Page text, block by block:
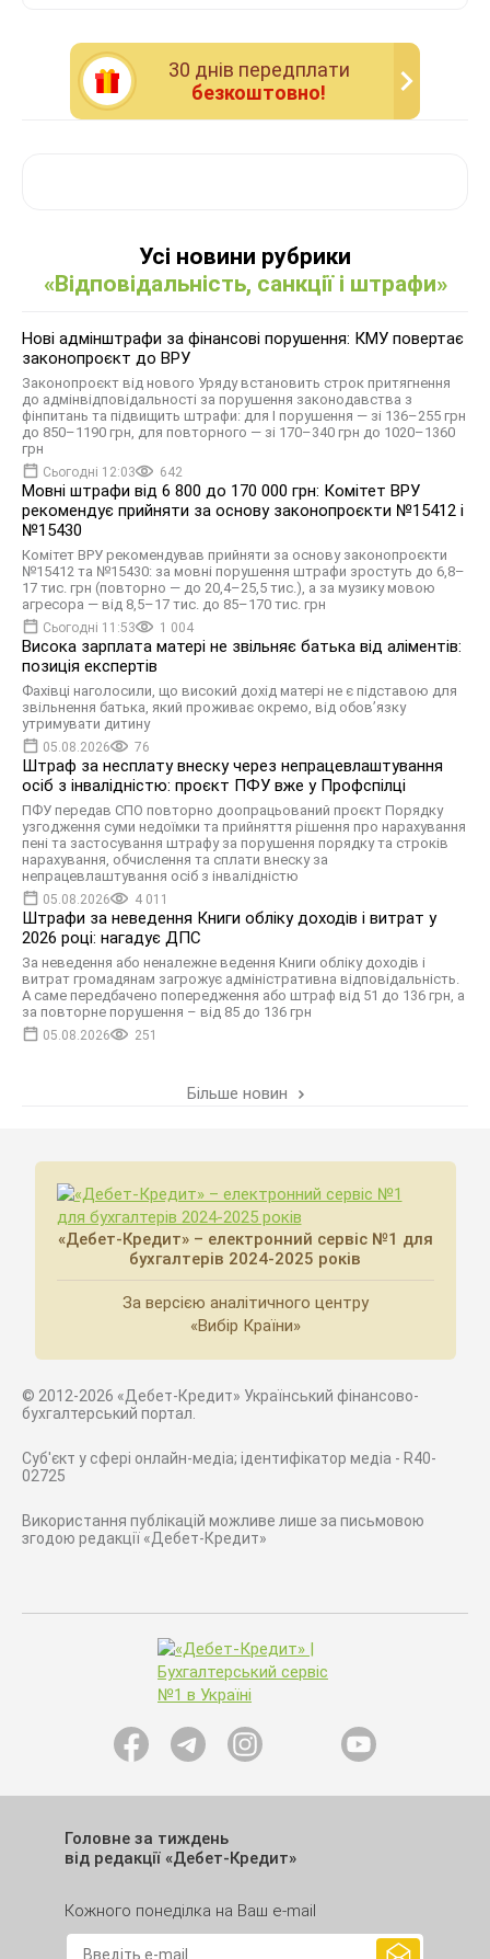
30 днiв передплати
безкоштовно!
Усі новини рубрики
«Відповідальність, санкції і штрафи»
Нові адмінштрафи за фінансові порушення: КМУ повертає
законопроєкт до ВРУ
Законопроєкт від нового Уряду встановить строк притягнення
до адмінвідповідальності за порушення законодавства з
фінпитань та підвищить штрафи: для І порушення — зі 136–255 грн
до 850–1190 грн, для повторного — зі 170–340 грн до 1020–1360
грн
Сьогодні 12:03 642
Мовні штрафи від 6 800 до 170 000 грн: Комітет ВРУ
рекомендує прийняти за основу законопроєкти №15412 і
№15430
Комітет ВРУ рекомендував прийняти за основу законопроєкти
№15412 та №15430: за мовні порушення штрафи зростуть до 6,8–
17 тис. грн (повторно — до 20,4–25,5 тис.), а за музику мовою
агресора — від 8,5–17 тис. до 85–170 тис. грн
Сьогодні 11:53 1 004
Висока зарплата матері не звільняє батька від аліментів:
позиція експертів
Фахівці наголосили, що високий дохід матері не є підставою для
звільнення батька, який проживає окремо, від обов’язку
утримувати дитину
05.08.2026 76
Штраф за несплату внеску через непрацевлаштування
осіб з інвалідністю: проєкт ПФУ вже у Профспілці
ПФУ передав СПО повторно доопрацьований проєкт Порядку
узгодження суми недоїмки та прийняття рішення про нарахування
пені та застосування штрафу за порушення порядку та строків
нарахування, обчислення та сплати внеску за
непрацевлаштування осіб з інвалідністю
05.08.2026 4 011
Штрафи за неведення Книги обліку доходів і витрат у
2026 році: нагадує ДПС
За неведення або неналежне ведення Книги обліку доходів і
витрат громадянам загрожує адміністративна відповідальність.
А саме передбачено попередження або штраф від 51 до 136 грн, а
за повторне порушення – від 85 до 136 грн
05.08.2026 251
Більше новин
«Дебет-Кредит» – електронний сервіс №1 для
бухгалтерів 2024-2025 років
За версією аналітичного центру
«Вибір Країни»
© 2012-2026 «Дебет-Кредит» Український фінансово-
бухгалтерський портал.
Суб'єкт у сфері онлайн-медіа; ідентифікатор медіа - R40-
02725
Використання публікацій можливе лише за письмовою
згодою редакції «Дебет-Кредит»
Головне за тиждень
від редакції «Дебет-Кредит»
Кожного понеділка на Ваш e-mail